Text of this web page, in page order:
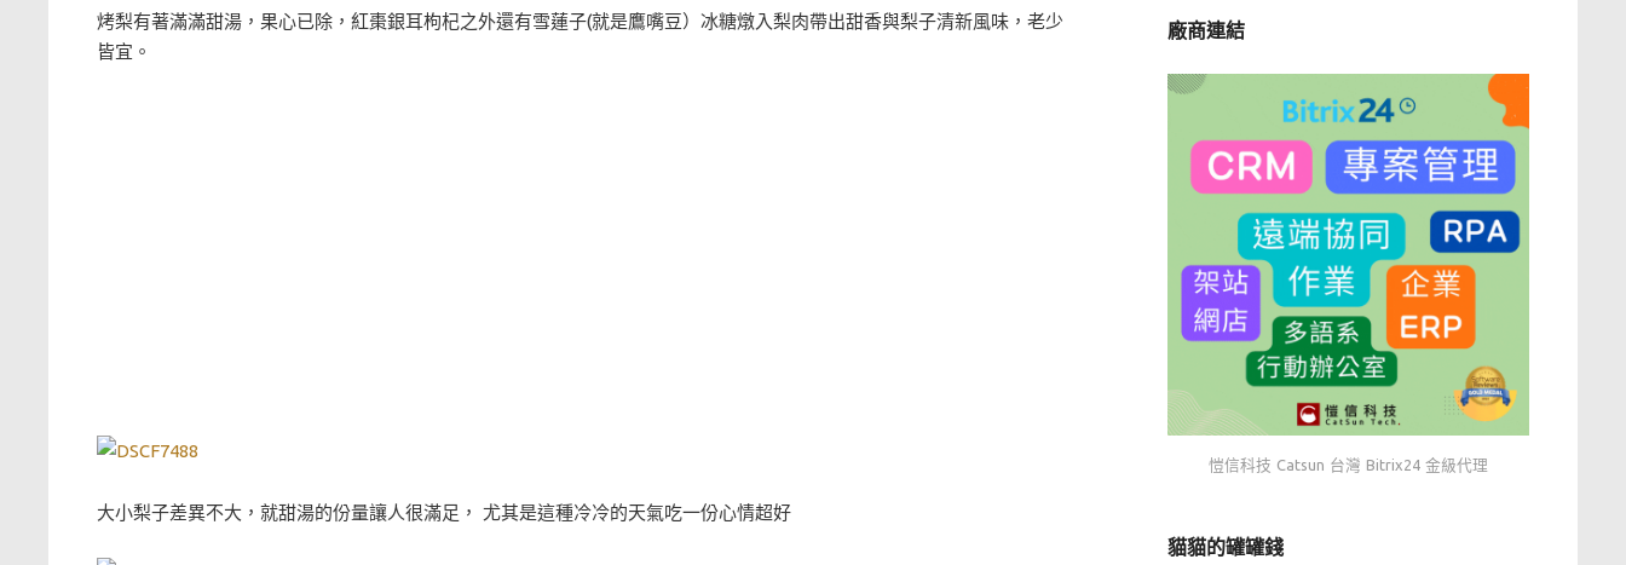
烤梨有著滿滿甜湯，果心已除，紅棗銀耳枸杞之外還有雪蓮子(就是鷹嘴豆）冰糖燉入梨肉帶出甜香與梨子清新風味，老少
皆宜。
大小梨子差異不大，就甜湯的份量讓人很滿足， 尤其是這種冷冷的天氣吃一份心情超好
廠商連結
愷信科技 Catsun 台灣 Bitrix24 金級代理
貓貓的罐罐錢